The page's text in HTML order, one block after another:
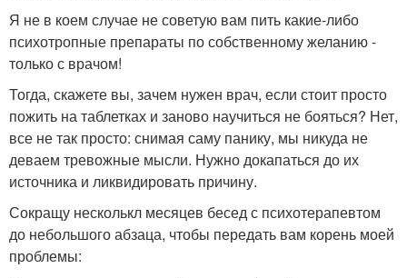
Я не в коем случае не советую вам пить какие-либо
психотропные препараты по собственному желанию -
только с врачом!
Тогда, скажете вы, зачем нужен врач, если стоит просто
пожить на таблетках и заново научиться не бояться? Нет,
все не так просто: снимая саму панику, мы никуда не
деваем тревожные мысли. Нужно докапаться до их
источника и ликвидировать причину.
Сокращу несколькл месяцев бесед с психотерапевтом
до небольшого абзаца, чтобы передать вам корень моей
проблемы: